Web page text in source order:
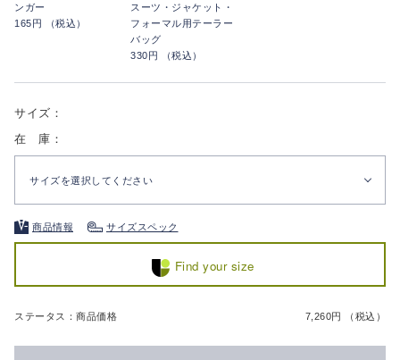
ンガー
165円 （税込）
スーツ・ジャケット・
フォーマル用テーラー
バッグ
330円 （税込）
サイズ：
在 庫：
サイズを選択してください
商品情報 サイズスペック
Find your size
ステータス：商品価格 7,260円 （税込）